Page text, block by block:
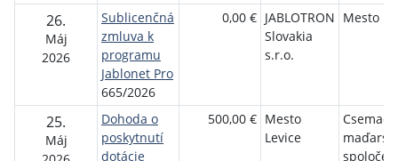
26.
Máj
2026
Sublicenčná
zmluva k
programu
Jablonet Pro
665/2026
0,00 € JABLOTRON
Slovakia
s.r.o.
Mesto
25.
Máj
Dohoda o
poskytnutí
dotácie
500,00 € Mesto
Levice